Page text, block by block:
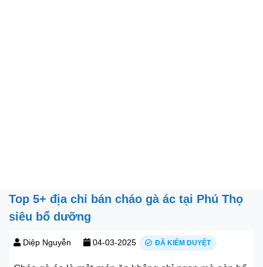
Top 5+ địa chỉ bán cháo gà ác tại Phú Thọ
siêu bổ dưỡng
Diệp Nguyễn 04-03-2025 ĐÃ KIỂM DUYỆT